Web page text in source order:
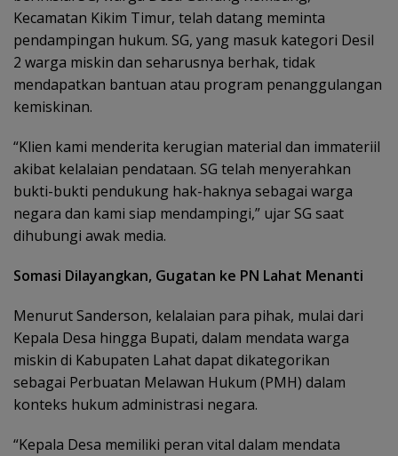
Kecamatan Kikim Timur, telah datang meminta
pendampingan hukum. SG, yang masuk kategori Desil
2 warga miskin dan seharusnya berhak, tidak
mendapatkan bantuan atau program penanggulangan
kemiskinan.
“Klien kami menderita kerugian material dan immateriil
akibat kelalaian pendataan. SG telah menyerahkan
bukti-bukti pendukung hak-haknya sebagai warga
negara dan kami siap mendampingi,” ujar SG saat
dihubungi awak media.
Somasi Dilayangkan, Gugatan ke PN Lahat Menanti
Menurut Sanderson, kelalaian para pihak, mulai dari
Kepala Desa hingga Bupati, dalam mendata warga
miskin di Kabupaten Lahat dapat dikategorikan
sebagai Perbuatan Melawan Hukum (PMH) dalam
konteks hukum administrasi negara.
“Kepala Desa memiliki peran vital dalam mendata